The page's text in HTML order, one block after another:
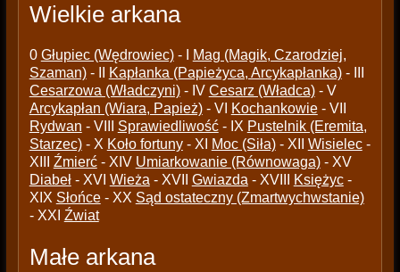
Wielkie arkana
0 Głupiec (Wędrowiec)- I
Mag (Magik, Czarodziej,
Szaman)- II Kapłanka (Papieżyca, Arcykapłanka)- III
Cesarzowa (Władczyni)- IV Cesarz (Władca)- V
Arcykapłan (Wiara, Papież)- VI Kochankowie- VII
Rydwan - VIII Sprawiedliwość- IX Pustelnik (Eremita,
Starzec)- X Koło fortuny- XI Moc (Siła)- XII Wisielec-
XIII Źmierć- XIV Umiarkowanie (Równowaga)- XV
Diabeł- XVI Wieża - XVII Gwiazda - XVIII Księżyc-
XIX Słońce- XX Sąd ostateczny (Zmartwychwstanie)
- XXI Źwiat
Małe arkana